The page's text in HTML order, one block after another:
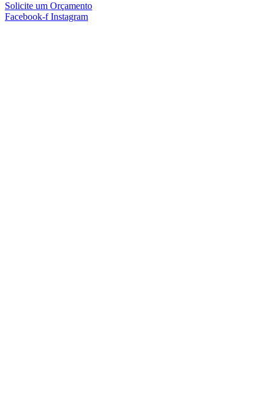
Solicite um Orçamento
Facebook-f Instagram